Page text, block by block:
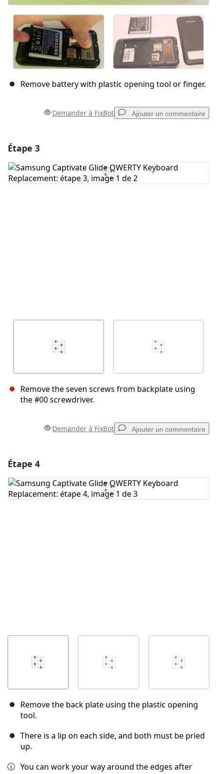
Remove battery with plastic opening tool or finger.
Demander à FixBot Ajouter un commentaire
Ajouter un commentaire
Étape 3
Remove the seven screws from backplate using
the #00 screwdriver.
Demander à FixBot Ajouter un commentaire
Ajouter un commentaire
Étape 4
Remove the back plate using the plastic opening
tool.
There is a lip on each side, and both must be pried
up.
You can work your way around the edges after